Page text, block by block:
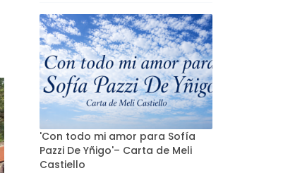
'Con todo mi amor para Sofía
Pazzi De Yñigo'– Carta de Meli
Castiello